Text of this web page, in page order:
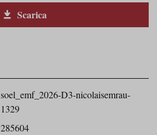
Scarica
soel_emf_2026-D3-nicolaisemrau-
1329
285604